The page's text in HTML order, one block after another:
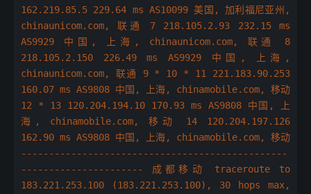
162.219.85.5 229.64 ms AS10099 美国, 加利福尼亚州,
chinaunicom.com, 联通 7 218.105.2.93 232.15 ms
AS9929 中国, 上海, chinaunicom.com, 联通 8
218.105.2.150 226.49 ms AS9929 中国, 上海,
chinaunicom.com, 联通 9 * 10 * 11 221.183.90.253
160.07 ms AS9808 中国, 上海, chinamobile.com, 移动
12 * 13 120.204.194.10 170.93 ms AS9808 中国, 上
海, chinamobile.com, 移动 14 120.204.197.126
162.90 ms AS9808 中国, 上海, chinamobile.com, 移动
------------------------------------------------
---------------------- 成都移动 traceroute to
183.221.253.100 (183.221.253.100), 30 hops max,